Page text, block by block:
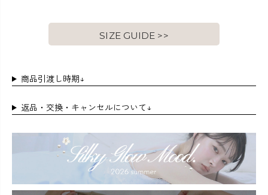
SIZE GUIDE >>
商品引渡し時期↓
返品・交換・キャンセルについて↓